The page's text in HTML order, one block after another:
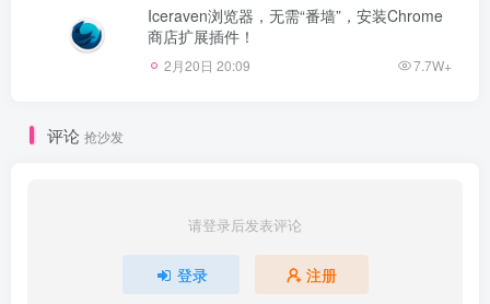
Iceraven浏览器，无需“番墙”，安装Chrome
商店扩展插件！
2月20日 20:09 7.7W+
评论 抢沙发
请登录后发表评论
登录 注册